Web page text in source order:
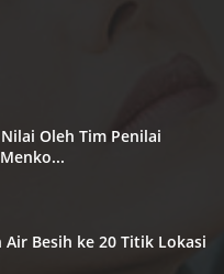
Oleh Tim Penilai
Air Besih ke 20 Titik Lokasi